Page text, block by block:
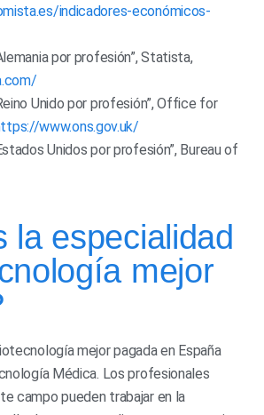
indicadores-económicos-
por profesión”, Statista,
Unido por profesión”, Office for
www.ons.gov.uk/
Unidos por profesión”, Bureau of
la especialidad
mejor
mejor pagada en España
Médica. Los profesionales
campo pueden trabajar en la